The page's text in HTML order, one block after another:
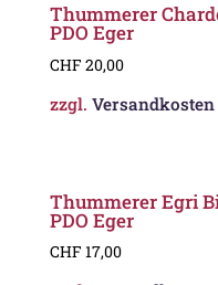
Thummerer
PDO Eger
CHF 20,00
zzgl. Versandkosten
Thummerer Egri
PDO Eger
CHF 17,00